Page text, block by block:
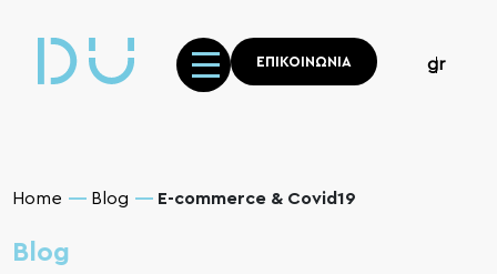
gr
ΕΠΙΚΟΙΝΩΝΙΑ
Home Blog E-commerce & Covid19
Blog